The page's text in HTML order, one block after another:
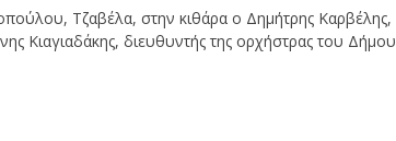
Τζαβέλα, στην κιθάρα ο Δημήτρης Καρβέλης,
Κιαγιαδάκης, διευθυντής της ορχήστρας του Δήμου